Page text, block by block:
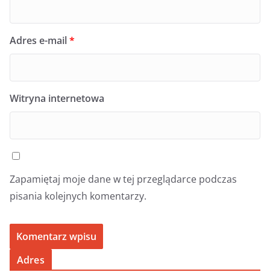
Adres e-mail*
Witryna internetowa
Zapamiętaj moje dane w tej przeglądarce podczas
pisania kolejnych komentarzy.
Adres